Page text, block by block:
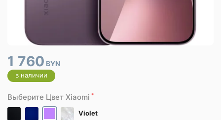
1 760 BYN
в наличии
Выберите Цвет Xiaomi *
Violet